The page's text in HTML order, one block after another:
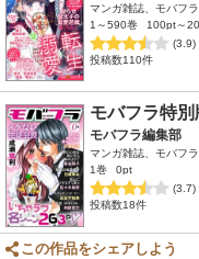
マンガ雑誌、モバフラ
1～590巻
100pt～
(3.9)
投稿数110件
モバフラ特
モバフラ編集部
マンガ雑誌、モバフラ
1巻
0pt
(3.7)
投稿数18件
この作品をシェアしよう